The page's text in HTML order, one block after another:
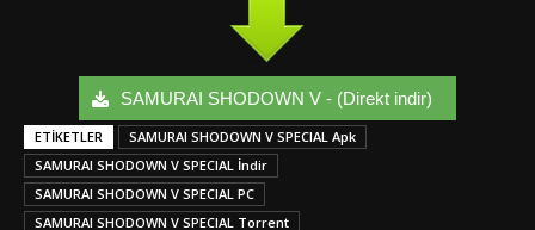
SAMURAI SHODOWN V - (Direkt indir)
ETIKETLER
SAMURAI SHODOWN V SPECIAL Apk
SAMURAI SHODOWN V SPECIAL İndir
SAMURAI SHODOWN V SPECIAL PC
SAMURAI SHODOWN V SPECIAL Torrent